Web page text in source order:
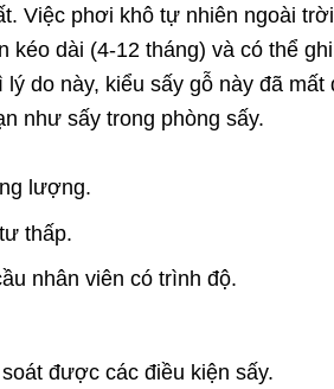
Việc phơi khô tự nhiên ngoài
kéo dài (4-12 tháng) và có thể
lý do này, kiểu sấy gỗ này đã
như sấy trong phòng sấy.
lượng.
thấp.
nhân viên có trình độ.
được các điều kiện sấy.